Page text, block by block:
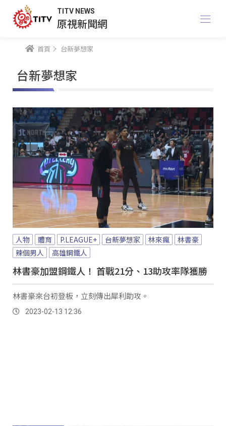
TITV NEWS
原視新聞網
首頁 台新夢想家
台新夢想家
人物 體育 P.LEAGUE+ 台新夢想家 林來瘋
林書豪
辣個男人
高雄鋼鐵人
林書豪加盟鋼鐵人！ 首戰21分、13助攻率隊獲勝
林書豪來台初登板，立刻傳出犀利助攻。
2023-02-13 12:36